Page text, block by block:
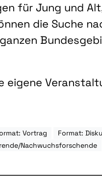
für Jung und
die Suche
eigene
Vortrag Format:
Nachwuchsforschende